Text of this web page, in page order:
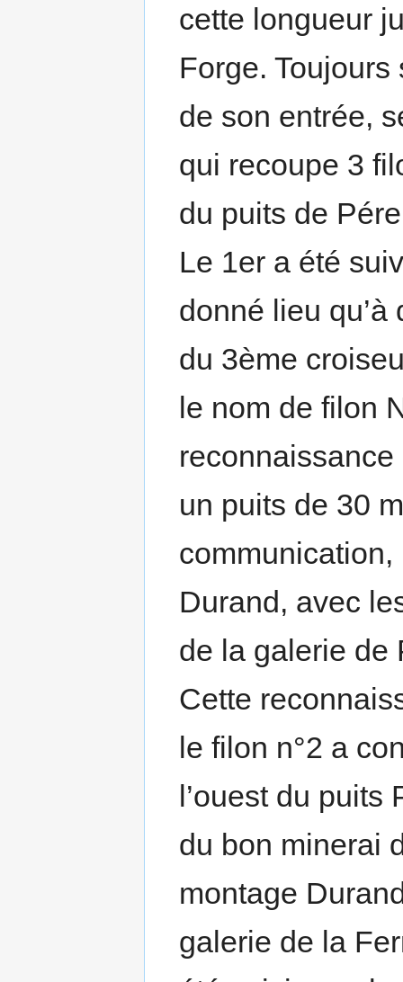
cette longueur
Forge.
de son entrée,
qui recoupe 3
du puits de
Le 1er a été
donné lieu
du 3ème
le nom de filon
un puits de 30
communication,
Durand, avec
de la galerie de
Cette
le filon n°2 a
l’ouest du puits
du bon minerai
montage
galerie de la